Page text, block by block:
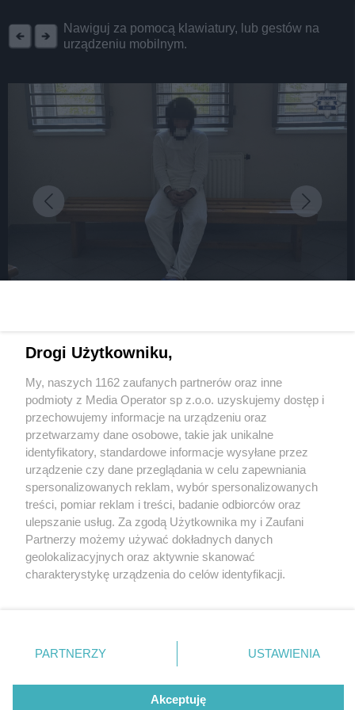
Nawiguj za pomocą klawiatury, lub gestów na
urządzeniu mobilnym.
Wstrząsająca zbrodnia w Dąbrowie Górniczej.
FOTO + VIDEO
1 / 6
Dąbrowa Górnicza.
Zatrzymanie 41-latka
podejrzanego o zabójstwo
87-latki. 22 sierpnia 2025.
Wydawca mediów lokalnych
Nie zapomnij
zapoznać się z:
polityką prywatności
Twojemiasto
Piekary Śląskie
Chorzów
Tarnowskie Góry
Gliwice
Skontakuj sięz nami
Kontakt
Redakcja
Newsletter
Drogi Użytkowniku,
My, naszych 1162 zaufanych partnerów oraz inne
podmioty z Media Operator sp z.o.o. uzyskujemy dostęp i
przechowujemy informacje na urządzeniu oraz
przetwarzamy dane osobowe, takie jak unikalne
identyfikatory, standardowe informacje wysyłane przez
urządzenie czy dane przeglądania w celu zapewniania
spersonalizowanych reklam, wybór spersonalizowanych
treści, pomiar reklam i treści, badanie odbiorców oraz
ulepszanie usług. Za zgodą Użytkownika my i Zaufani
Partnerzy możemy używać dokładnych danych
geolokalizacyjnych oraz aktywnie skanować
charakterystykę urządzenia do celów identyfikacji.
zmienić/wycofać klikając przycisk ustawień prywatności
znajdujący się w lewym dolnym rogu strony
rodzaje przetwarzania danych nie wymagają zgody
użytkownika, ale masz prawo sprzeciwić się takiemu
PARTNERZY USTAWIENIA
Akceptuję